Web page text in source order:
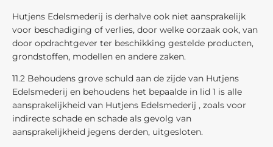
Hutjens Edelsmederij is derhalve ook niet aansprakelijk
voor beschadiging of verlies, door welke oorzaak ook, van
door opdrachtgever ter beschikking gestelde producten,
grondstoffen, modellen en andere zaken.
11.2 Behoudens grove schuld aan de zijde van Hutjens
Edelsmederij en behoudens het bepaalde in lid 1 is alle
aansprakelijkheid van Hutjens Edelsmederij , zoals voor
indirecte schade en schade als gevolg van
aansprakelijkheid jegens derden, uitgesloten.